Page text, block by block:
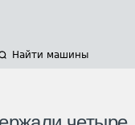
Найти машины